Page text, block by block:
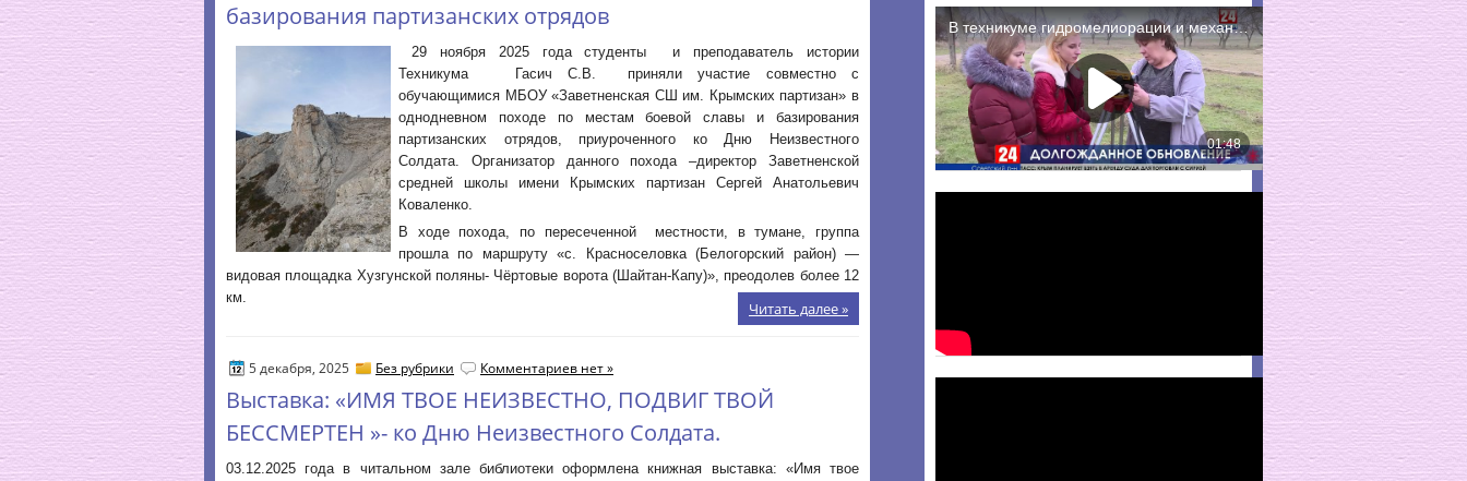
базирования партизанских отрядов
29 ноября 2025 года студенты и преподаватель истории
Техникума Гасич С.В. приняли участие совместно с
обучающимися МБОУ «Заветненская СШ им. Крымских партизан» в
однодневном походе по местам боевой славы и базирования
партизанских отрядов, приуроченного ко Дню Неизвестного
Солдата. Организатор данного похода –директор Заветненской
средней школы имени Крымских партизан Сергей Анатольевич
Коваленко.
В ходе похода, по пересеченной местности, в тумане, группа
прошла по маршруту «с. Красноселовка (Белогорский район) —
видовая площадка Хузгунской поляны- Чёртовые ворота (Шайтан-Капу)», преодолев более 12
км.
Читать далее »
5 декабря, 2025 Без рубрики Комментариев нет »
Выставка: «ИМЯ ТВОЕ НЕИЗВЕСТНО, ПОДВИГ ТВОЙ
БЕССМЕРТЕН »- ко Дню Неизвестного Солдата.
03.12.2025 года в читальном зале библиотеки оформлена книжная выставка: «Имя твое